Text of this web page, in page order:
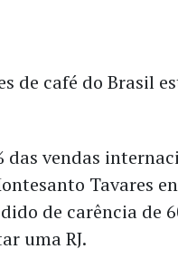
de café do Brasil
das vendas
Tavares
de carência de
uma RJ.